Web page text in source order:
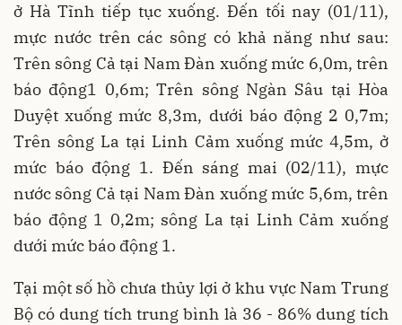
ở Hà Tĩnh tiếp tục xuống. Đến tối nay (01/11),
mực nước trên các sông có khả năng như sau:
Trên sông Cả tại Nam Đàn xuống mức 6,0m, trên
báo động1 0,6m; Trên sông Ngàn Sâu tại Hòa
Duyệt xuống mức 8,3m, dưới báo động 2 0,7m;
Trên sông La tại Linh Cảm xuống mức 4,5m, ở
mức báo động 1. Đến sáng mai (02/11), mực
nước sông Cả tại Nam Đàn xuống mức 5,6m, trên
báo động 1 0,2m; sông La tại Linh Cảm xuống
dưới mức báo động 1.
Tại một số hồ chưa thủy lợi ở khu vực Nam Trung
Bộ có dung tích trung bình là 36 - 86% dung tích